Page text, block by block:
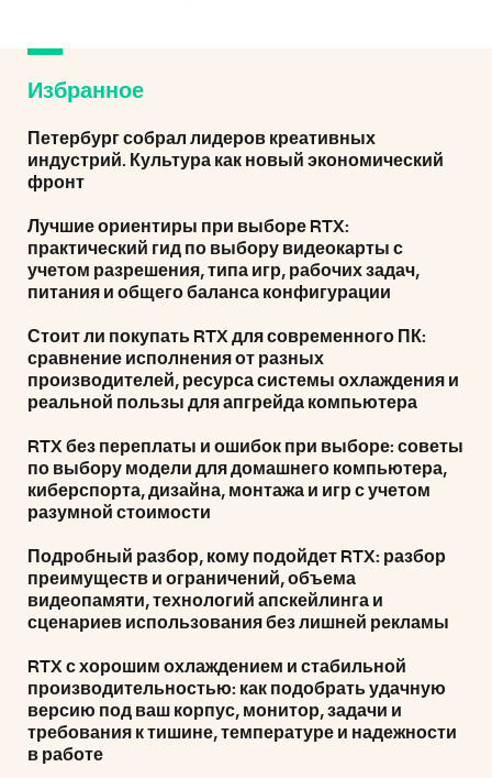
Избранное
Петербург собрал лидеров креативных
индустрий. Культура как новый экономический
фронт
Лучшие ориентиры при выборе RTX:
практический гид по выбору видеокарты с
учетом разрешения, типа игр, рабочих задач,
питания и общего баланса конфигурации
Стоит ли покупать RTX для современного ПК:
сравнение исполнения от разных
производителей, ресурса системы охлаждения и
реальной пользы для апгрейда компьютера
RTX без переплаты и ошибок при выборе: советы
по выбору модели для домашнего компьютера,
киберспорта, дизайна, монтажа и игр с учетом
разумной стоимости
Подробный разбор, кому подойдет RTX: разбор
преимуществ и ограничений, объема
видеопамяти, технологий апскейлинга и
сценариев использования без лишней рекламы
RTX с хорошим охлаждением и стабильной
производительностью: как подобрать удачную
версию под ваш корпус, монитор, задачи и
требования к тишине, температуре и надежности
в работе